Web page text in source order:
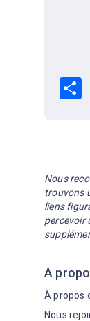
A
Nous
trouvons
liens
percevoir
Nous
À propos